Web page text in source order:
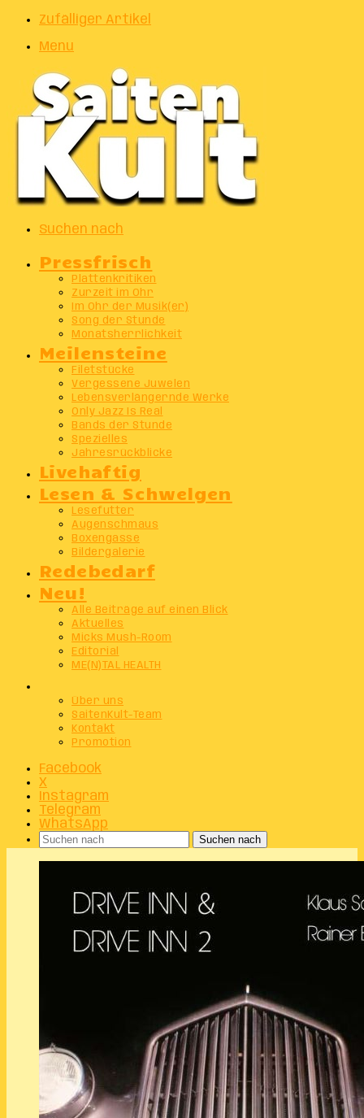
Zufälliger Artikel
Menu
Suchen nach
Pressfrisch
Plattenkritiken
Zurzeit im Ohr
Im Ohr der Musik(er)
Song der Stunde
Monatsherrlichkeit
Meilensteine
Filetstücke
Vergessene Juwelen
Lebensverlängernde Werke
Only Jazz Is Real
Bands der Stunde
Spezielles
Jahresrückblicke
Livehaftig
Lesen & Schwelgen
Lesefutter
Augenschmaus
Boxengasse
Bildergalerie
Redebedarf
Neu!
Alle Beiträge auf einen Blick
Aktuelles
Micks Mush-Room
Editorial
ME(N)TAL HEALTH
Über uns
SaitenKult-Team
Kontakt
Promotion
Facebook
X
Instagram
Telegram
WhatsApp
Suchen nach